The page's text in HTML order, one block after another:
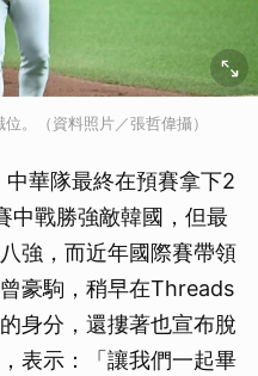
。（資料照片／張哲偉攝）
華隊最終在預賽拿下2
中戰勝強敵韓國，但最
強，而近年國際賽帶領
豪駒，稍早在Threads
身分，還摟著也宣布脫
表示：「讓我們一起畢